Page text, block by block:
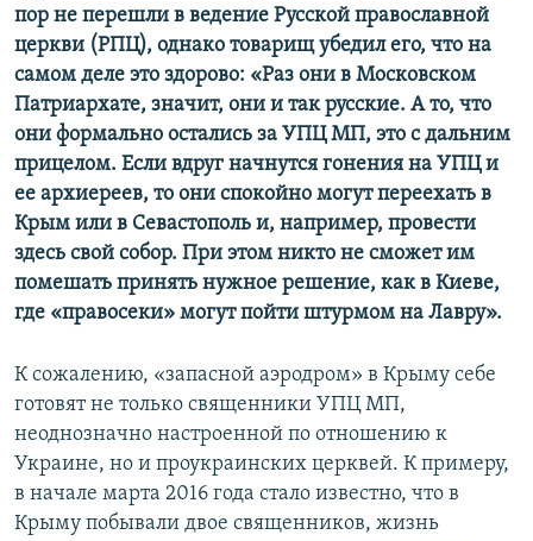
пор не перешли в ведение Русской православной
церкви (РПЦ), однако товарищ убедил его, что на
самом деле это здорово: «Раз они в Московском
Патриархате, значит, они и так русские. А то, что
они формально остались за УПЦ МП, это с дальним
прицелом. Если вдруг начнутся гонения на УПЦ и
ее архиереев, то они спокойно могут переехать в
Крым или в Севастополь и, например, провести
здесь свой собор. При этом никто не сможет им
помешать принять нужное решение, как в Киеве,
где «правосеки» могут пойти штурмом на Лавру».
К сожалению, «запасной аэродром» в Крыму себе
готовят не только священники УПЦ МП,
неоднозначно настроенной по отношению к
Украине, но и проукраинских церквей. К примеру,
в начале марта 2016 года стало известно, что в
Крыму побывали двое священников, жизнь